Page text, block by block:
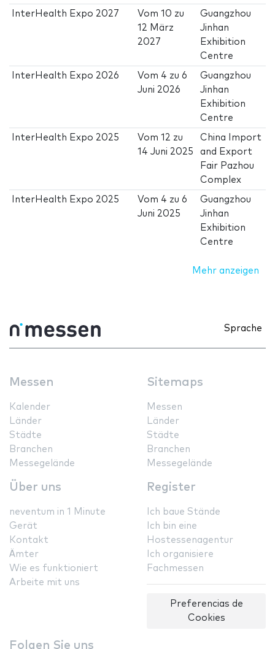
InterHealth Expo 2027 Vom10 zu
12 März
2027
Guangzhou
Jinhan
Exhibition
Centre
InterHealth Expo 2026 Vom 4 zu6
Juni 2026
Guangzhou
Jinhan
Exhibition
Centre
InterHealth Expo 2025 Vom12 zu
14 Juni 2025
China Import
and Export
Fair Pazhou
Complex
InterHealth Expo 2025 Vom 4 zu6
Juni 2025
Guangzhou
Jinhan
Exhibition
Centre
Mehr anzeigen
Sprache
Messen
Kalender
Länder
Städte
Branchen
Messegelände
Sitemaps
Messen
Länder
Städte
Branchen
Messegelände
Über uns
neventum in 1 Minute
Gerät
Kontakt
Ämter
Wie es funktioniert
Arbeite mit uns
Register
Ich baue Stände
Ich bin eine
Hostessenagentur
Ich organisiere
Fachmessen
Preferencias de
Cookies
Folgen Sie uns